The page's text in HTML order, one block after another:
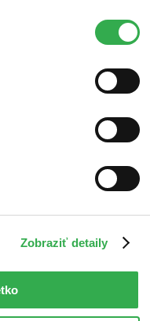
cookies. Ďakujeme!
Zobraziť detaily